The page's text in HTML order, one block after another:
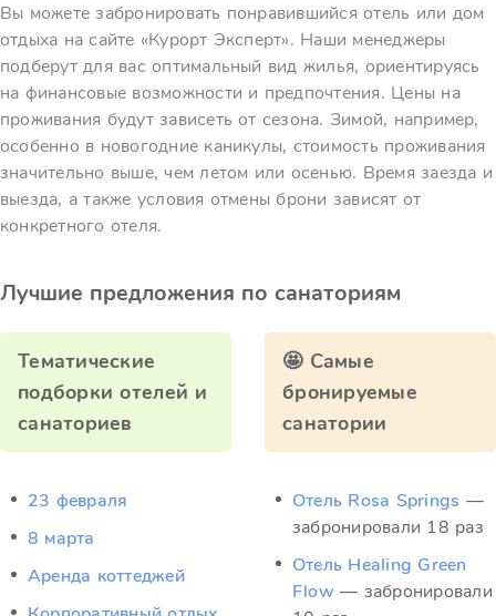
Вы можете забронировать понравившийся отель или дом
отдыха на сайте «Курорт Эксперт». Наши менеджеры
подберут для вас оптимальный вид жилья, ориентируясь
на финансовые возможности и предпочтения. Цены на
проживания будут зависеть от сезона. Зимой, например,
особенно в новогодние каникулы, стоимость проживания
значительно выше, чем летом или осенью. Время заезда и
выезда, а также условия отмены брони зависят от
конкретного отеля.
Лучшие предложения по санаториям
Тематические
подборки отелей и
санаториев
23 февраля
8 марта
Аренда коттеджей
🤩 Самые
бронируемые
санатории
Отель Rosa Springs —
забронировали 18 раз
Отель Healing Green
Flow — забронировали